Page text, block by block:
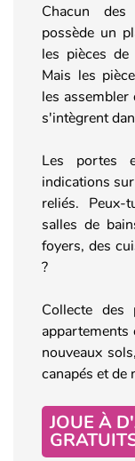
Chacun
possède un
les pièces
Mais les
les assembler
s'intègrent
Les portes
indications
reliés. Peux-
salles de
foyers, des
?
Collecte des
appartements
nouveaux
canapés et de
JOUE À